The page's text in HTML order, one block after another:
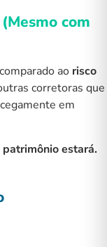
com
ao risco
corretoras que
em
estará.